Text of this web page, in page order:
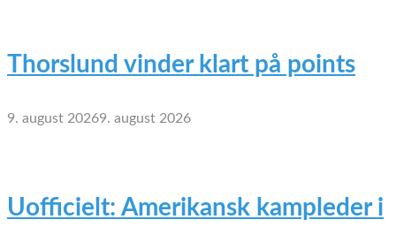
Thorslund vinder klart på points
9. august 20269. august 2026
Uofficielt: Amerikansk kampleder i